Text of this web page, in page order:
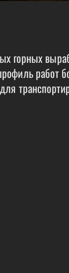
горных
работ